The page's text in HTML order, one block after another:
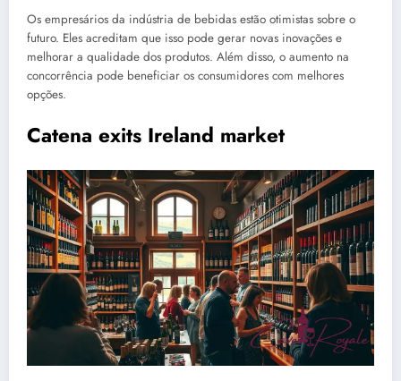
Os empresários da indústria de bebidas estão otimistas sobre o
futuro. Eles acreditam que isso pode gerar novas inovações e
melhorar a qualidade dos produtos. Além disso, o aumento na
concorrência pode beneficiar os consumidores com melhores
opções.
Catena exits Ireland market